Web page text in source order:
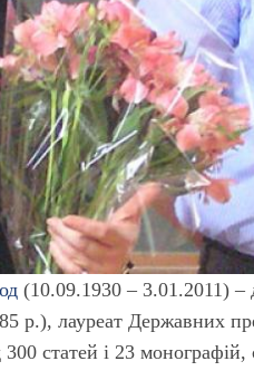
(10.09.1930 – 3.01.2011) –
лауреат Державних
статей і 23